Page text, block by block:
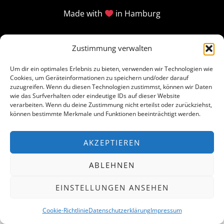
Zustimmung verwalten
Um dir ein optimales Erlebnis zu bieten, verwenden wir Technologien wie
Cookies, um Geräteinformationen zu speichern und/oder darauf
zuzugreifen. Wenn du diesen Technologien zustimmst, können wir Daten
wie das Surfverhalten oder eindeutige IDs auf dieser Website
verarbeiten. Wenn du deine Zustimmung nicht erteilst oder zurückziehst,
können bestimmte Merkmale und Funktionen beeinträchtigt werden.
AKZEPTIEREN
ABLEHNEN
EINSTELLUNGEN ANSEHEN
Cookie-RichtlinieDatenschutzerklärungImpressum
Made with in Hamburg